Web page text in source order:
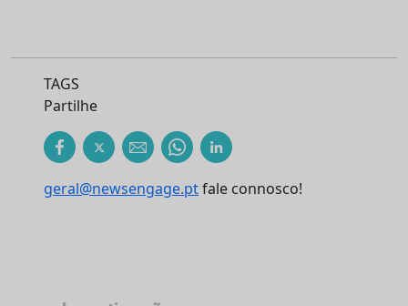
TAGS
Partilhe
geral@newsengage.ptfale connosco!